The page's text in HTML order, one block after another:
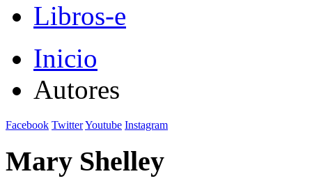
Libros-e
Inicio
Autores
Facebook TwitterYoutube Instagram
Mary Shelley